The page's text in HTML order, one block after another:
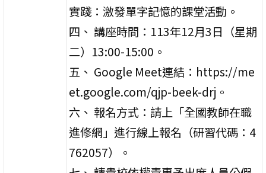
實踐：激發單字記憶的課堂活動。
四、 講座時間：113年12月3日（星期
二）13:00-15:00。
五、 Google Meet連結：https://me
et.google.com/qjp-beek-drj。
六、 報名方式：請上「全國教師在職
進修網」進行線上報名（研習代碼：4
762057）。